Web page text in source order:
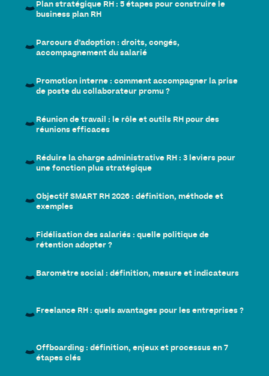
Plan stratégique RH : 5 étapes pour construire le
business plan RH
Parcours d’adoption : droits, congés,
accompagnement du salarié
Promotion interne : comment accompagner la prise
de poste du collaborateur promu ?
Réunion de travail : le rôle et outils RH pour des
réunions efficaces
Réduire la charge administrative RH : 3 leviers pour
une fonction plus stratégique
Objectif SMART RH 2026 : définition, méthode et
exemples
Fidélisation des salariés : quelle politique de
rétention adopter ?
Baromètre social : définition, mesure et indicateurs
Freelance RH : quels avantages pour les entreprises ?
Offboarding : définition, enjeux et processus en 7
étapes clés